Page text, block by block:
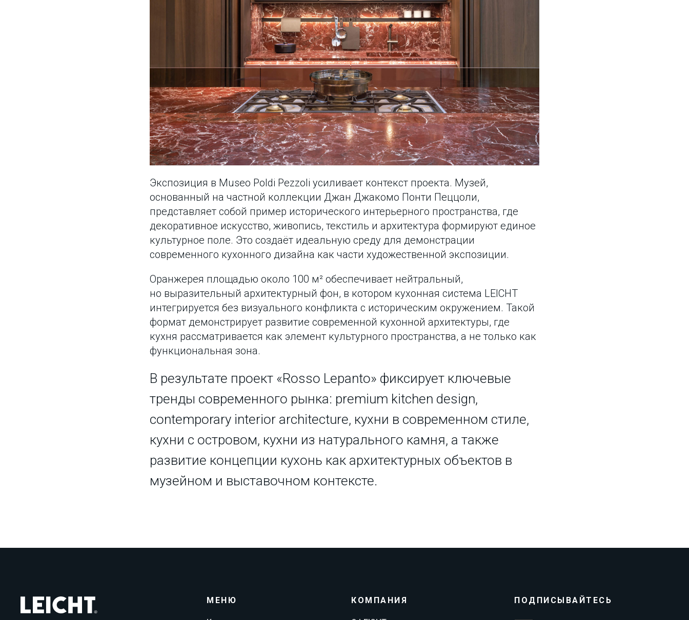
Экспозиция в Museo Poldi Pezzoli усиливает контекст проекта. Музей,
основанный на частной коллекции Джан Джакомо Понти Пеццоли,
представляет собой пример исторического интерьерного пространства, где
декоративное искусство, живопись, текстиль и архитектура формируют единое
культурное поле. Это создаёт идеальную среду для демонстрации
современного кухонного дизайна как части художественной экспозиции.
Оранжерея площадью около 100 м² обеспечивает нейтральный,
но выразительный архитектурный фон, в котором кухонная система LEICHT
интегрируется без визуального конфликта с историческим окружением. Такой
формат демонстрирует развитие современной кухонной архитектуры, где
кухня рассматривается как элемент культурного пространства, а не только как
функциональная зона.
В результате проект «Rosso Lepanto» фиксирует ключевые
тренды современного рынка: premium kitchen design,
contemporary interior architecture, кухни в современном стиле,
кухни с островом, кухни из натурального камня, а также
развитие концепции кухонь как архитектурных объектов в
музейном и выставочном контексте.
КОМПАНИЯ
МЕНЮ ПОДПИСЫВАЙТЕСЬ